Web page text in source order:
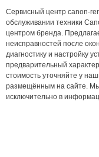
Сервисный центр canon-
обслуживании техники
центром бренда.
неисправностей после
диагностику и настройку
предварительный
стоимость уточняйте у
размещённым на сайте.
исключительно в